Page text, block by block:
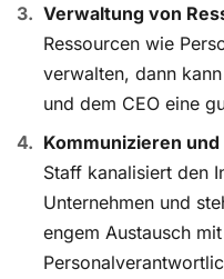
Verwaltung von
Ressourcen wie
verwalten, dann
und dem CEO eine
Kommunizieren
Staff kanalisiert den
Unternehmen und
engem Austausch